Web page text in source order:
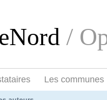
/
Les communes